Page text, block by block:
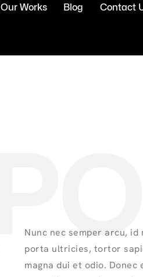
Our Works Blog Contact
Nunc nec semper arcu, id
porta ultricies, tortor
magna dui et odio.